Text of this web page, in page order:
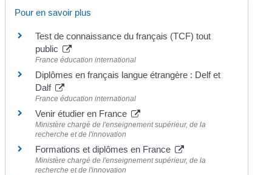
Pour en savoir plus
Test de connaissance du français (TCF) tout
public
France éducation international
Diplômes en français langue étrangère : Delf et
Dalf
France éducation international
Venir étudier en France
Ministère chargé de l'enseignement supérieur, de la
recherche et de l'innovation
Formations et diplômes en France
Ministère chargé de l'enseignement supérieur, de la
recherche et de l'innovation